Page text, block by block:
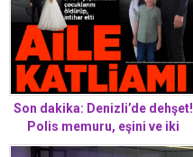
Son dakika: Denizli’de dehşet!
Polis memuru, eşini ve iki
çocuğunu öl*ürüp in*ihar etti